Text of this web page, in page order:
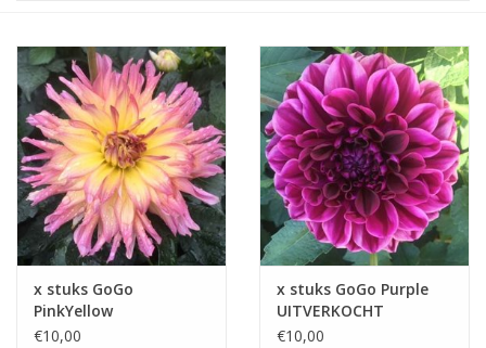
x stuks GoGo
PinkYellow
UITVERKOCHT
€10,00
x stuks GoGo Purple
UITVERKOCHT
€10,00